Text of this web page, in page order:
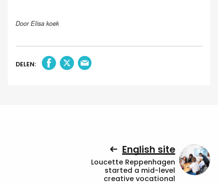
Door Elisa koek
DELEN:
English site
Loucette Reppenhagen
started a mid-level
creative vocational